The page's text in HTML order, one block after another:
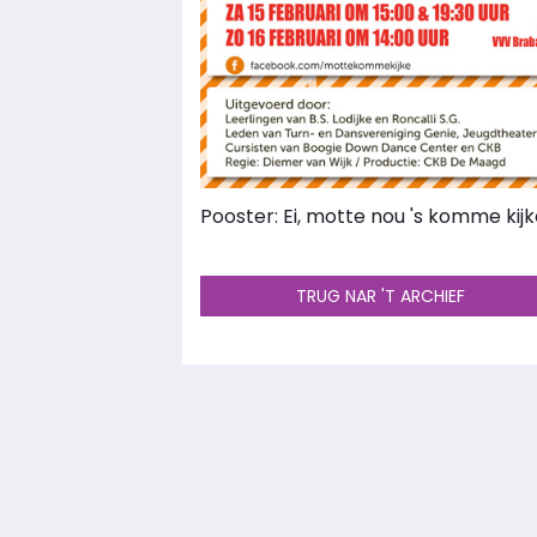
Pooster: Ei, motte nou 's komme
TRUG NAR 'T ARCHIEF